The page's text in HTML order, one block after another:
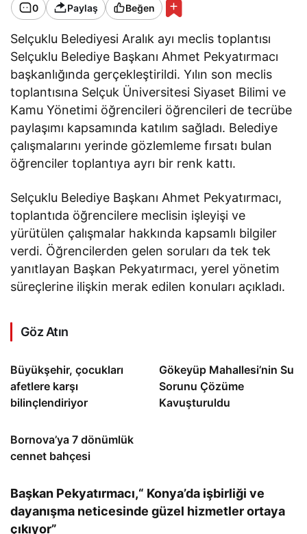
0 Paylaş Beğen
Selçuklu Belediyesi Aralık ayı meclis toplantısı
Selçuklu Belediye Başkanı Ahmet Pekyatırmacı
başkanlığında gerçekleştirildi. Yılın son meclis
toplantısına Selçuk Üniversitesi Siyaset Bilimi ve
Kamu Yönetimi öğrencileri öğrencileri de tecrübe
paylaşımı kapsamında katılım sağladı. Belediye
çalışmalarını yerinde gözlemleme fırsatı bulan
öğrenciler toplantıya ayrı bir renk kattı.
Selçuklu Belediye Başkanı Ahmet Pekyatırmacı,
toplantıda öğrencilere meclisin işleyişi ve
yürütülen çalışmalar hakkında kapsamlı bilgiler
verdi. Öğrencilerden gelen soruları da tek tek
yanıtlayan Başkan Pekyatırmacı, yerel yönetim
süreçlerine ilişkin merak edilen konuları açıkladı.
Göz Atın
Büyükşehir, çocukları
afetlere karşı
bilinçlendiriyor
Gökeyüp Mahallesi’nin Su
Sorunu Çözüme
Kavuşturuldu
Bornova’ya 7 dönümlük
cennet bahçesi
Başkan Pekyatırmacı,“ Konya’da işbirliği ve
dayanışma neticesinde güzel hizmetler ortaya
çıkıyor”